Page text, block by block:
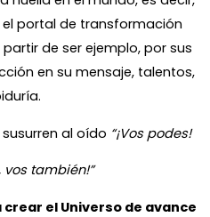
el portal de transformación
de ser ejemplo, por sus
en su mensaje, talentos,
al oído “¡Vos podes!
vos también!”
el Universo de avance